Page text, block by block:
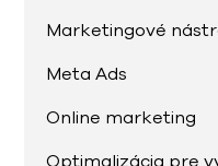
Marketingové
Meta Ads
Online marketing